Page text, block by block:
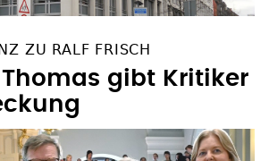
gibt Kritiker